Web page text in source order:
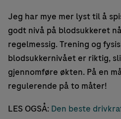
Jeg har mye mer lyst til å
godt nivå på blodsukkeret
regelmessig. Trening og
blodsukkernivået er riktig,
gjennomføre økten. På en
regulerende på to måter!
LES OGSÅ: Den beste